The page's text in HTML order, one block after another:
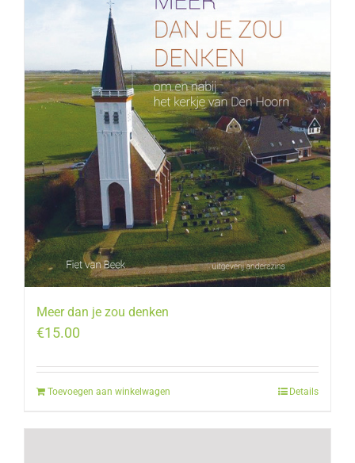
Meer dan je zou denken
€15.00
Toevoegen aan winkelwagen Details